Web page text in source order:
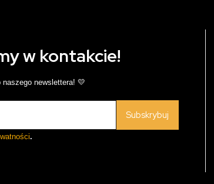
w kontakcie!
newslettera! 💛
Subskrybuj
.